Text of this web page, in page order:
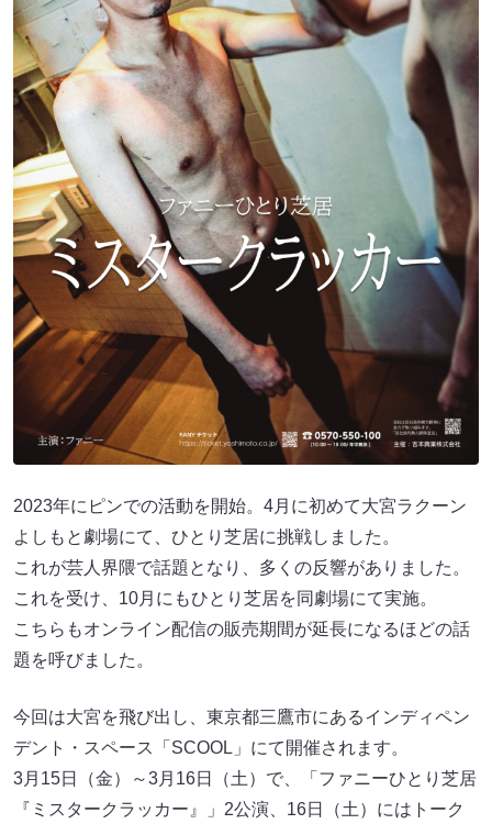
2023年にピンでの活動を開始。4月に初めて大宮ラクーン
よしもと劇場にて、ひとり芝居に挑戦しました。
これが芸人界隈で話題となり、多くの反響がありました。
これを受け、10月にもひとり芝居を同劇場にて実施。
こちらもオンライン配信の販売期間が延長になるほどの話
題を呼びました。
今回は大宮を飛び出し、東京都三鷹市にあるインディペン
デント・スペース「SCOOL」にて開催されます。
3月15日（金）～3月16日（土）で、「ファニーひとり芝居
『ミスタークラッカー』」2公演、16日（土）にはトーク